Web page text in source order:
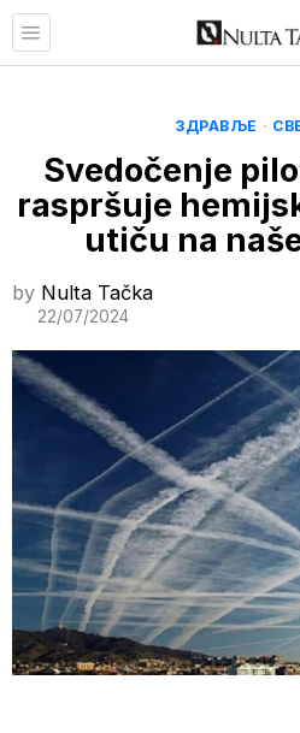
ЗДРАВЉЕ ·
Svedočenje
raspršuje
utiču na
by Nulta Tačka
22/07/2024